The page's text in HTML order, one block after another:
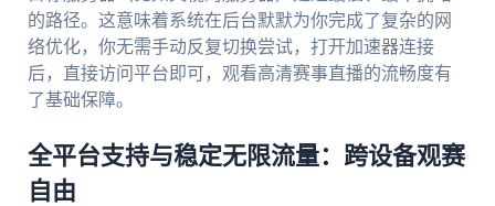
的路径。这意味着系统在后台默默为你完成了复杂的网
络优化，你无需手动反复切换尝试，打开加速器连接
后，直接访问平台即可，观看高清赛事直播的流畅度有
了基础保障。
全平台支持与稳定无限流量：跨设备观赛
自由